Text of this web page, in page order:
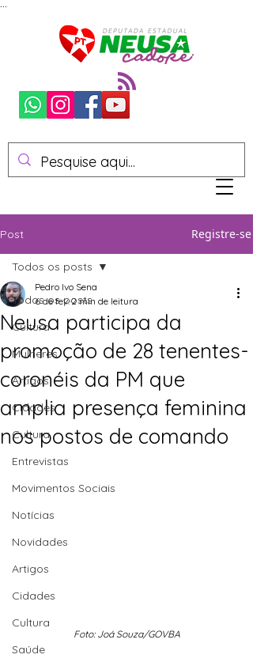
Post Registre-se
Todos os posts
Cultura
Mulheres
Artigos
Cidades
Cultura
Entrevistas
Movimentos Sociais
Notícias
Novidades
Artigos
Cidades
Cultura
Saúde
Todos os posts
Neusa participa da
promoção de 28 tenentes-
coronéis da PM que
amplia presença feminina
nos postos de comando
Pedro Ivo Sena
6 de fev.2 min de leitura
Foto: Joá Souza/GOVBA